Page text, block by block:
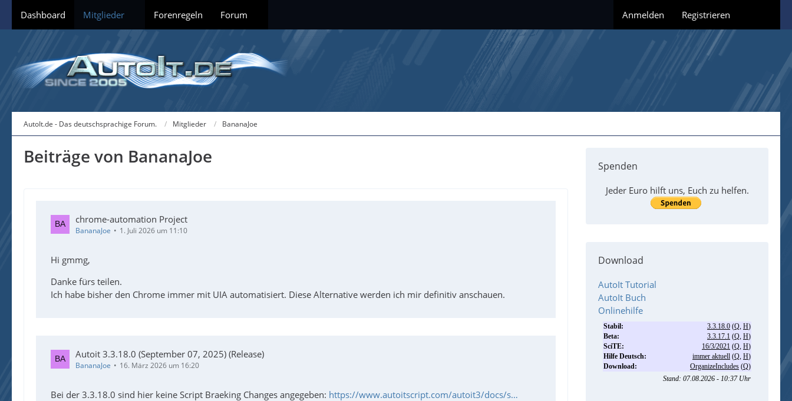
Dashboard Mitglieder Forenregeln Forum Anmelden Registrieren
AutoIt.de - Das deutschsprachige Forum. Mitglieder BananaJoe
Beiträge von BananaJoe
chrome-automation Project
BananaJoe 1. Juli 2026 um 11:10
Hi gmmg,
Danke fürs teilen.
Ich habe bisher den Chrome immer mit UIA automatisiert. Diese Alternative werden ich mir definitiv anschauen.
Autoit 3.3.18.0 (September 07, 2025) (Release)
BananaJoe 16. März 2026 um 16:20
Bei der 3.3.18.0 sind hier keine Script Braeking Changes angegeben: https://www.autoitscript.com/autoit3/docs/s…
Spenden
Jeder Euro hilft uns, Euch zu helfen.
Download
AutoIt Tutorial
AutoIt Buch
Onlinehilfe